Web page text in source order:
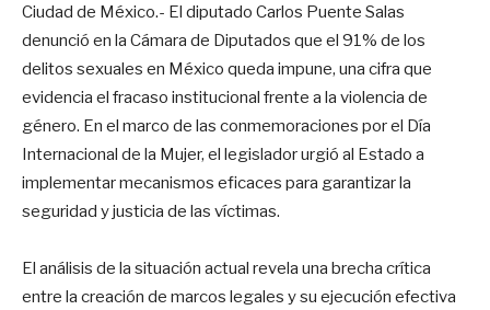
Ciudad de México.- El diputado Carlos Puente Salas
denunció en la Cámara de Diputados que el 91% de los
delitos sexuales en México queda impune, una cifra que
evidencia el fracaso institucional frente a la violencia de
género. En el marco de las conmemoraciones por el Día
Internacional de la Mujer, el legislador urgió al Estado a
implementar mecanismos eficaces para garantizar la
seguridad y justicia de las víctimas.
El análisis de la situación actual revela una brecha crítica
entre la creación de marcos legales y su ejecución efectiva